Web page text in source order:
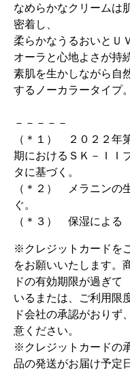
なめらかなクリームは
密着し、
柔らかなうるおいとＵ
オーラと心地よさが持
素肌を生かしながら自
するノーカラータイプ。
－－－－－
（＊１） ２０２２年
期におけるＳＫ－ＩＩ
タに基づく。
（＊２） メラニンの
ぐ。
（＊３） 保湿による
※クレジットカードを
をお願いいたします。
ドの有効期限が過ぎて
いるまたは、ご利用限
ド会社の承認がおりず
意ください。
※クレジットカードの
品の発送がお届け予定